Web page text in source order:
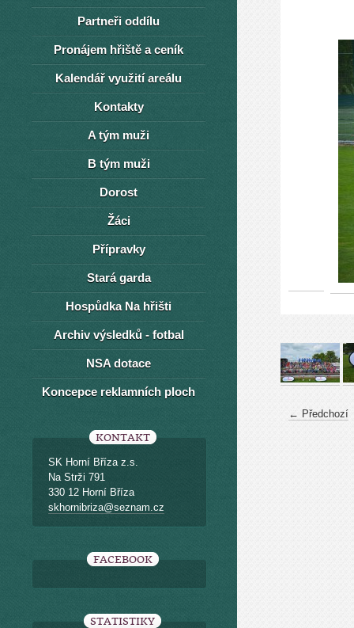
← Předchozí
Partneři oddílu
Pronájem hřiště a ceník
Kalendář využití areálu
Kontakty
A tým muži
B tým muži
Dorost
Žáci
Přípravky
Stará garda
Hospůdka Na hřišti
Archiv výsledků - fotbal
NSA dotace
Koncepce reklamních ploch
KONTAKT
SK Horní Bříza z.s.
Na Strži 791
330 12 Horní Bříza
skhornibriza@seznam.cz
FACEBOOK
STATISTIKY